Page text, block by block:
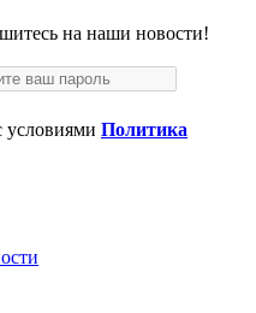
на наши новости!
условиями Политика